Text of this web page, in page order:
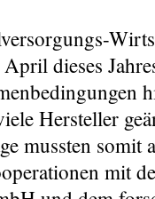
dieses
Hersteller
mussten somit
mit